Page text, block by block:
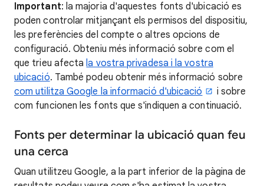
Important: la majoria d'aquestes fonts d'ubicació es
poden controlar mitjançant els permisos del dispositiu,
les preferències del compte o altres opcions de
configuració. Obteniu més informació sobre com el
que trieu afectala vostra privadesa i la vostra
ubicació. També podeu obtenir més informació sobre
com utilitza Google la informació d'ubicació
i sobre
com funcionen les fonts que s'indiquen a continuació.
Fonts per determinar la ubicació quan feu
una cerca
Quan utilitzeu Google, a la part inferior de la pàgina de